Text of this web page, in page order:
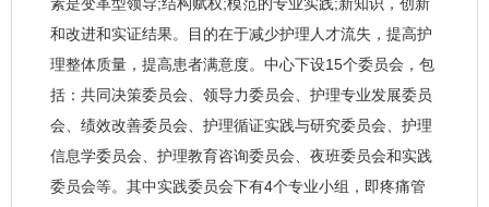
和改进和实证结果。目的在于减少护理人才流失，提高护
理整体质量，提高患者满意度。中心下设15个委员会，包
括：共同决策委员会、领导力委员会、护理专业发展委员
会、绩效改善委员会、护理循证实践与研究委员会、护理
信息学委员会、护理教育咨询委员会、夜班委员会和实践
委员会等。其中实践委员会下有4个专业小组，即疼痛管